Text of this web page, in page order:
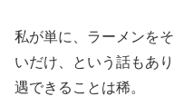
私が単に、ラーメンを
いだけ、という話もあ
遇できることは稀。